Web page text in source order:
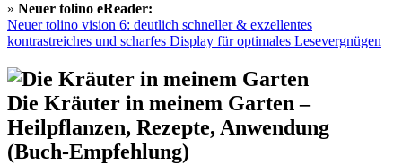
» Neuer tolino eReader:
Neuer tolino vision 6: deutlich schneller & exzellentes
kontrastreiches und scharfes Display für optimales Lesevergnügen
Die Kräuter in meinem Garten –
Heilpflanzen, Rezepte, Anwendung
(Buch-Empfehlung)